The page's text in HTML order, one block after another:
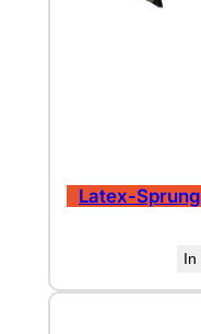
Latex-
In